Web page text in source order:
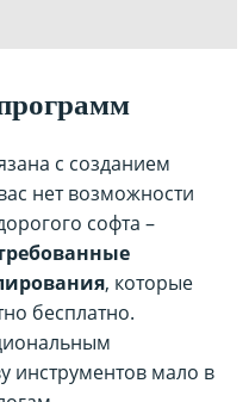
с созданием
нет возможности
софта –
, которые
бесплатно.
инструментов мало в